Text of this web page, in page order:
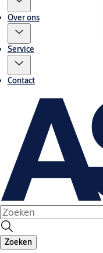
Over ons
Service
Contact
Zoeken